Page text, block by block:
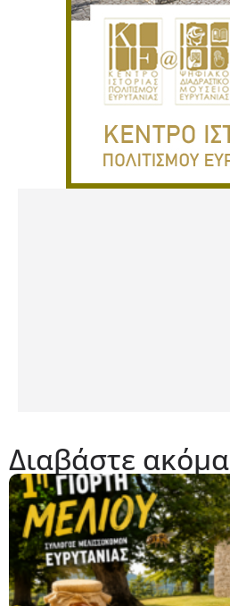
Διαβάστε ακόμα